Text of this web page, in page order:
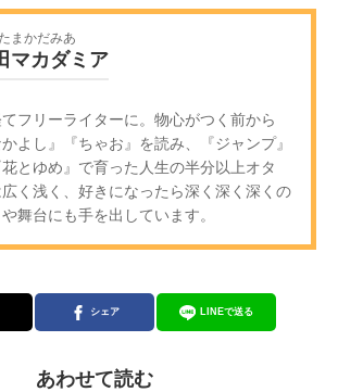
まかだみあ
マカダミア
フリーライターに。物心がつく前から
かよし』『ちゃお』を読み、『ジャンプ』
花とゆめ』で育った人生の半分以上オタ
く浅く、好きになったら深く深く深くの
舞台にも手を出しています。
シェア LINEで送る
あわせて読む